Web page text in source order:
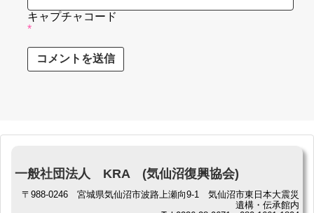
キャプチャコード
*
一般社団法人 KRA (気仙沼復興協会)
〒988-0246 宮城県気仙沼市波路上瀬向9-1 気仙沼市東日本大震災
遺構・伝承館内